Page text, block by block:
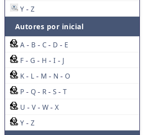
Y - Z
Autores por inicial
A - B - C - D - E
F - G - H - I - J
K - L - M - N - O
P - Q - R - S - T
U - V - W - X
Y - Z